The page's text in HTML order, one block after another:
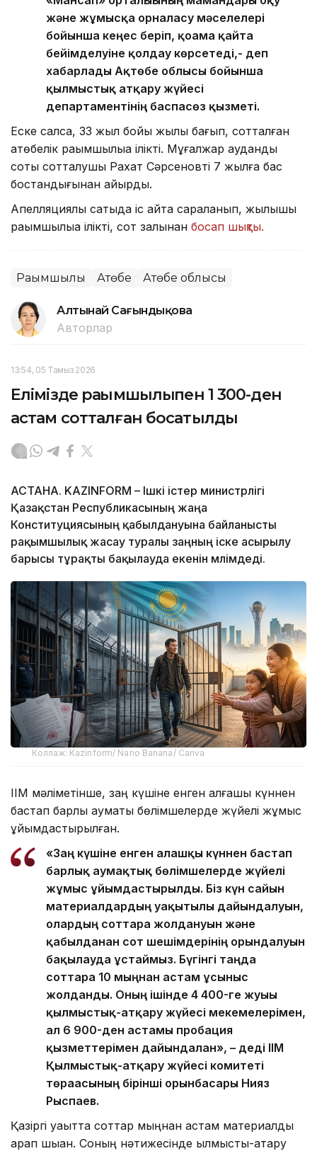
және жұмысқа орналасу мәселелері
бойынша кеңес беріп, қоғамға қайта
бейімделуіне қолдау көрсетеді,- деп
хабарлады Ақтөбе облысы бойынша
қылмыстық атқару жүйесі
департаментінің баспасөз қызметі.
Еске салсақ, 33 жыл бойы жылқы бағып, сотталған
ақтөбелік рақымшылыққа ілікті. Мұғалжар аудандық
соты сотталушы Рахат Сәрсеновті 7 жылға бас
бостандығынан айырды.
Апелляциялық сатыда іс қайта сараланып, жылқышы
рақымшылыққа ілікті, сот залынан босап шықты.
Рақымшылық Ақтөбе Ақтөбе облысы
Алтынай Сағындықова
Авторлар
13:54, 05 Тамыз 2026
Елімізде рақымшылықпен 1 300-ден
астам сотталған босатылды
АСТАНА. KAZINFORM – Ішкі істер министрлігі
Қазақстан Республикасының жаңа
Конституциясының қабылдануына байланысты
рақымшылық жасау туралы заңның іске асырылу
барысы тұрақты бақылауда екенін мәлімдеді.
Коллаж: Kazinform/ Nano Banana/ Canva
ІІМ мәліметінше, заң күшіне енген алғашқы күннен
бастап барлық аумақтық бөлімшелерде жүйелі жұмыс
ұйымдастырылған.
«Заң күшіне енген алғашқы күннен бастап
барлық аумақтық бөлімшелерде жүйелі
жұмыс ұйымдастырылды. Біз күн сайын
материалдардың уақытылы дайындалуын,
олардың соттарға жолдануын және
қабылданған сот шешімдерінің орындалуын
бақылауда ұстаймыз. Бүгінгі таңда
соттарға 10 мыңнан астам ұсыныс
жолданды. Оның ішінде 4 400-ге жуығы
қылмыстық-атқару жүйесі мекемелерімен,
ал 6 900-ден астамы пробация
қызметтерімен дайындалған», – деді ІІМ
Қылмыстық-атқару жүйесі комитеті
төрағасының бірінші орынбасары Нияз
Рыспаев.
Қазіргі уақытта соттар мыңнан астам материалды
қарап шыққан. Соның нәтижесінде қылмыстық-атқару